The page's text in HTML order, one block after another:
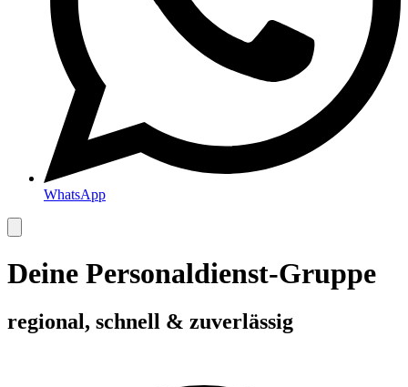
WhatsApp
Deine Personaldienst-Gruppe
regional, schnell & zuverlässig